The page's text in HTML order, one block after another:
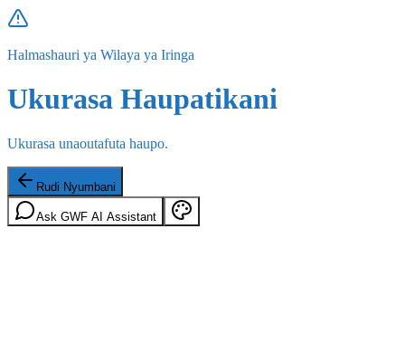
Halmashauri ya Wilaya ya Iringa
Ukurasa Haupatikani
Ukurasa unaoutafuta haupo.
Rudi Nyumbani
Ask GWF AI Assistant